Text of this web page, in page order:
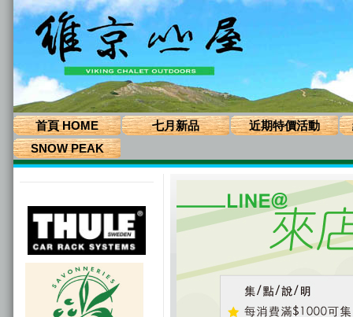
首頁 HOME 七月新品 近期特價活動
SNOW PEAK